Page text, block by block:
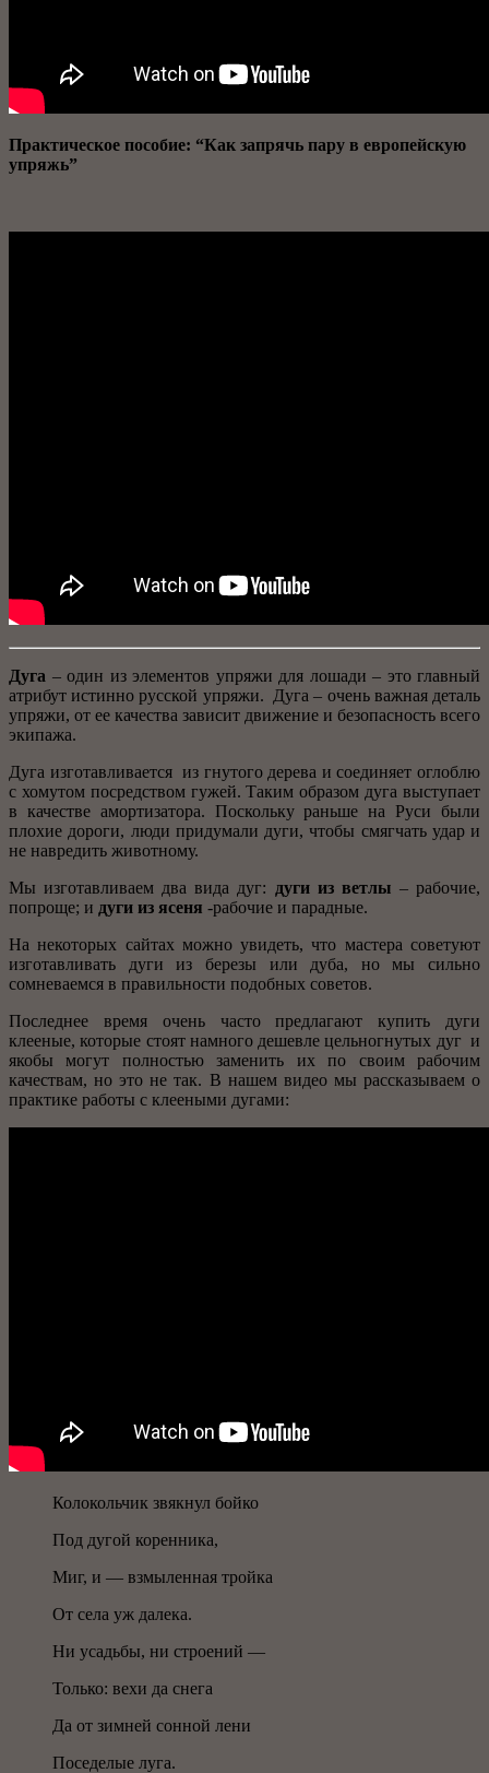
Практическое пособие: “Как запрячь пару в европейскую
упряжь”
Дуга – один из элементов упряжи для лошади – это главный
атрибут истинно русской упряжи. Дуга – очень важная деталь
упряжи, от ее качества зависит движение и безопасность всего
экипажа.
Дуга изготавливается из гнутого дерева и соединяет оглоблю
с хомутом посредством гужей. Таким образом дуга выступает
в качестве амортизатора. Поскольку раньше на Руси были
плохие дороги, люди придумали дуги, чтобы смягчать удар и
не навредить животному.
Мы изготавливаем два вида дуг: дуги из ветлы – рабочие,
попроще; и дуги из ясеня -рабочие и парадные.
На некоторых сайтах можно увидеть, что мастера советуют
изготавливать дуги из березы или дуба, но мы сильно
сомневаемся в правильности подобных советов.
Последнее время очень часто предлагают купить дуги
клееные, которые стоят намного дешевле цельногнутых дуг и
якобы могут полностью заменить их по своим рабочим
качествам, но это не так. В нашем видео мы рассказываем о
практике работы с клееными дугами:
Колокольчик звякнул бойко
Под дугой коренника,
Миг, и — взмыленная тройка
От села уж далека.
Ни усадьбы, ни строений —
Только: вехи да снега
Да от зимней сонной лени
Поседелые луга.